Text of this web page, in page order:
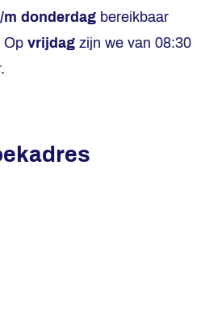
m donderdag bereikbaar
Op vrijdag zijn we van 08:30